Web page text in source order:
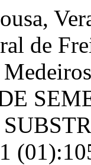
de
1